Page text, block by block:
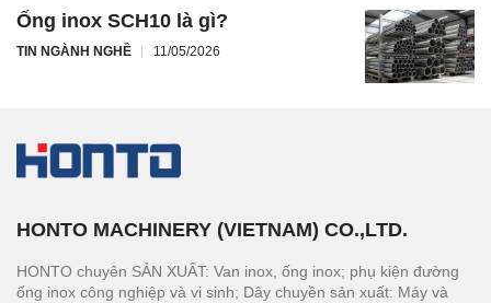
Ống inox SCH10 là gì?
TIN NGÀNH NGHỀ 11/05/2026
HONTO MACHINERY (VIETNAM) CO.,LTD.
HONTO chuyên SẢN XUẤT: Van inox, ống inox; phụ kiện đường
ống inox công nghiệp và vi sinh; Dây chuyền sản xuất: Máy và